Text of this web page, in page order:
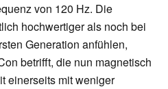
von 120 Hz. Die
hochwertiger als noch bei
Generation anfühlen,
betrifft, die nun magnetisch
einerseits mit weniger